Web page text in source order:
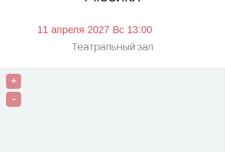
Театральный зал
+
-